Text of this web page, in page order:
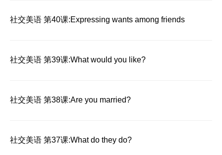
社交美语 第40课:Expressing wants among friends
社交美语 第39课:What would you like?
社交美语 第38课:Are you married?
社交美语 第37课:What do they do?